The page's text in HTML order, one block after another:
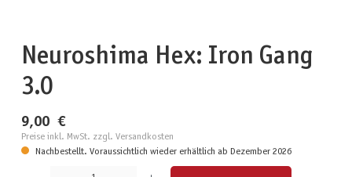
Neuroshima Hex: Iron Gang
3.0
9,00 €
Preise inkl. MwSt. zzgl. Versandkosten
Nachbestellt. Voraussichtlich wieder erhältlich ab Dezember 2026
Produkt Anzahl: Gib den gewünschten Wert ein oder benutze die Schaltflächen um die Anzahl zu